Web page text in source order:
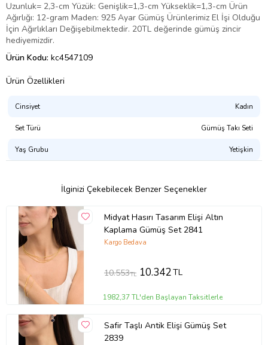
Uzunluk= 2,3-cm Yüzük: Genişlik=1,3-cm Yükseklik=1,3-cm Ürün
Ağırlığı: 12-gram Maden: 925 Ayar Gümüş Ürünlerimiz El İşi Olduğu
İçin Ağırlıkları Değişebilmektedir. 20TL değerinde gümüş zincir
hediyemizdir.
Ürün Kodu: kc4547109
Ürün Özellikleri
Cinsiyet Kadın
Set Türü Gümüş Takı Seti
Yaş Grubu Yetişkin
İlginizi Çekebilecek Benzer Seçenekler
Midyat Hasırı Tasarım Elişi Altın
Kaplama Gümüş Set 2841
Kargo Bedava
10.553TL 10.342TL
1982,37 TL'den Başlayan Taksitlerle
Safir Taşlı Antik Elişi Gümüş Set
2839